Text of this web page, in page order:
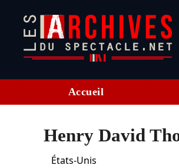
Accueil
Henry David
États-Unis